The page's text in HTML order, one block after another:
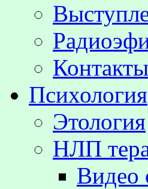
Контакты
Психология
Этология
НЛП
Видео